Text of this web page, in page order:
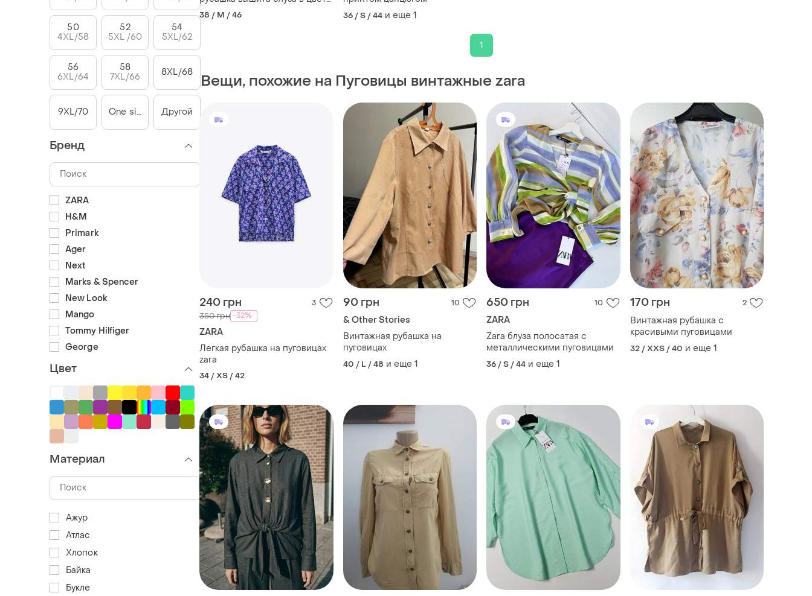
с бисером в виде ретро бохо
zara с винтажными
38 / M / 46 36 / S / 44 и еще 1
1
Вещи, похожие на Пуговицы винтажные zara
240 грн 3
350 грн -32%
ZARA
Легкая рубашка на пуговицах
zara
34 / XS / 42
90 грн 10
& Other Stories
Винтажная рубашка на
пуговицах
40 / L / 48 и еще 1
650 грн 10
ZARA
Zara блуза полосатая с
металлическими пуговицами
36 / S / 44 и еще 1
170 грн 2
Винтажная рубашка с
красивыми пуговицами
32 / XXS / 40 и еще 1
50
4XL/58
52
5XL /60
54
5XL/62
56
6XL/64
58
7XL/66
8XL/68
9XL/70 One size Другой
Бренд
ZARA
H&M
Primark
Ager
Next
Marks & Spencer
New Look
Mango
Tommy Hilfiger
George
Цвет
Материал
Ажур
Атлас
Хлопок
Байка
Букле